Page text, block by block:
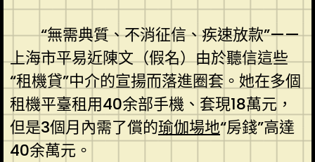
“無需典質、不消征信、疾速放款”——
上海市平易近陳文（假名）由於聽信這些
“租機貸”中介的宣揚而落進圈套。她在多個
租機平臺租用40余部手機、套現18萬元，
但是3個月內需了償的瑜伽場地“房錢”高達
40余萬元。